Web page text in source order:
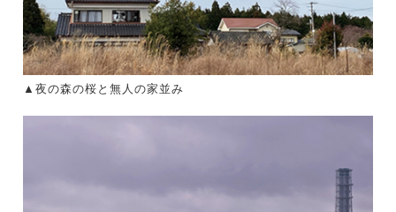
▲夜の森の桜と無人の家並み